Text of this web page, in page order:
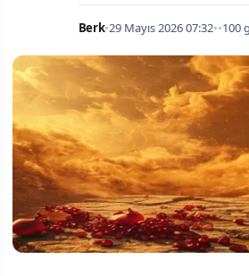
Berk•29 Mayıs 2026 07:32••100